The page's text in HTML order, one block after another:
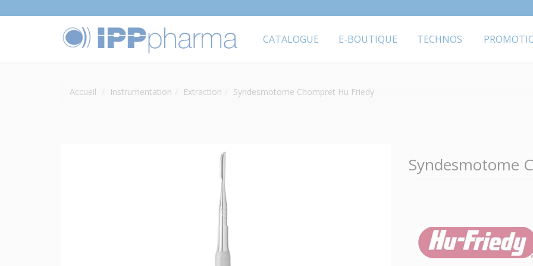
CATALOGUE E-BOUTIQUE TECHNOS
Accueil Instrumentation Extraction Syndesmotome Chompret Hu Friedy
Syndesmotome